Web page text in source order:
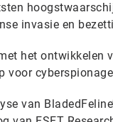
invasie en
het ontwikkelen
van